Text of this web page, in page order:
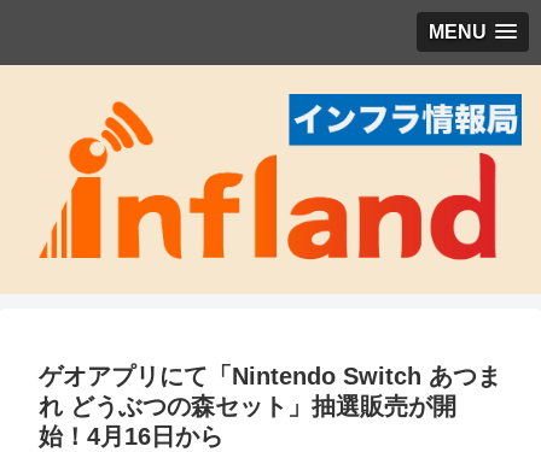
MENU
ゲオアプリにて「Nintendo Switch あつま
れ どうぶつの森セット」抽選販売が開
始！4月16日から